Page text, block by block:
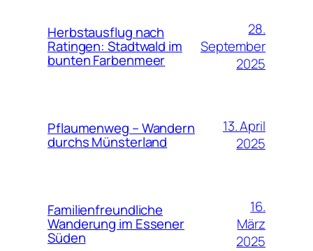
Herbstausflug nach
Ratingen: Stadtwald im
bunten Farbenmeer
28.
September
2025
Pflaumenweg – Wandern
durchs Münsterland
13. April
2025
Familienfreundliche
Wanderung im Essener
Süden
16.
März
2025